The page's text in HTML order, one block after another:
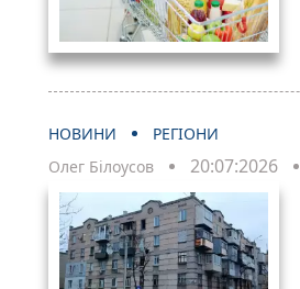
НОВИНИ
РЕГІОНИ
Олег Білоусов
20:07:2026